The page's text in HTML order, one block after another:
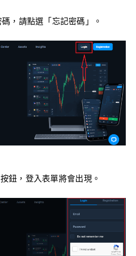
，請點選「忘記密碼」。
鈕，登入表單將會出現。